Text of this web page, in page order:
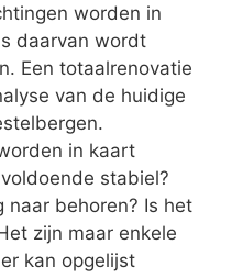
worden in
daarvan wordt
Een totaalrenovatie
van de huidige
in kaart
stabiel?
naar behoren? Is het
zijn maar enkele
kan opgelijst